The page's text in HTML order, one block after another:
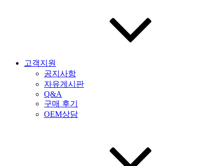
고객지원
공지사항
자유게시판
Q&A
구매 후기
OEM상담